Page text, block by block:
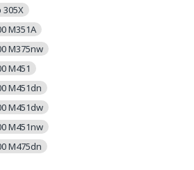
305X
M351A
M375nw
M451
M451dn
M451dw
M451nw
M475dn